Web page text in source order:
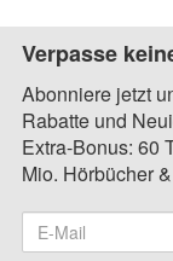
Verpasse
Abonniere jetzt
Rabatte und
Extra-Bonus: 60
Mio. Hörbücher